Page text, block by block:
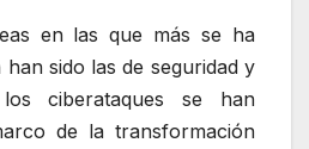
en las que más se ha
sido las de seguridad y
ciberataques se han
de la transformación